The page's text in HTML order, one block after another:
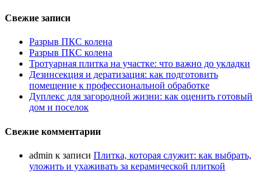
Свежие записи
Разрыв ПКС колена
Разрыв ПКС колена
Тротуарная плитка на участке: что важно до укладки
Дезинсекция и дератизация: как подготовить
помещение к профессиональной обработке
Дуплекс для загородной жизни: как оценить готовый
дом и поселок
Свежие комментарии
admin к записи Плитка, которая служит: как выбрать,
уложить и ухаживать за керамической плиткой